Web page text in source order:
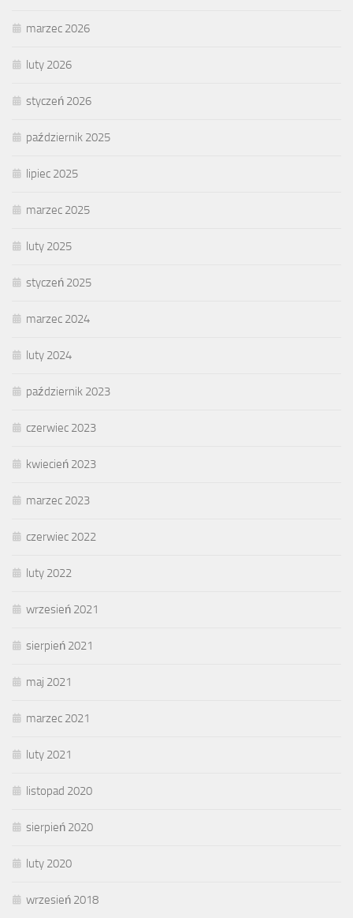
marzec 2026
luty 2026
styczeń 2026
październik 2025
lipiec 2025
marzec 2025
luty 2025
styczeń 2025
marzec 2024
luty 2024
październik 2023
czerwiec 2023
kwiecień 2023
marzec 2023
czerwiec 2022
luty 2022
wrzesień 2021
sierpień 2021
maj 2021
marzec 2021
luty 2021
listopad 2020
sierpień 2020
luty 2020
wrzesień 2018